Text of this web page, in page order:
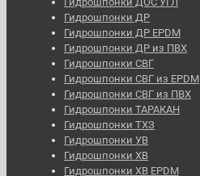
Гидрошпонки ДР
Гидрошпонки ДР EPDM
Гидрошпонки ДР из ПВХ
Гидрошпонки СВГ
Гидрошпонки СВГ из EPDM
Гидрошпонки СВГ из ПВХ
Гидрошпонки ТАРАКАН
Гидрошпонки ТХЗ
Гидрошпонки УВ
Гидрошпонки ХВ
Гидрошпонки ХВ EPDM